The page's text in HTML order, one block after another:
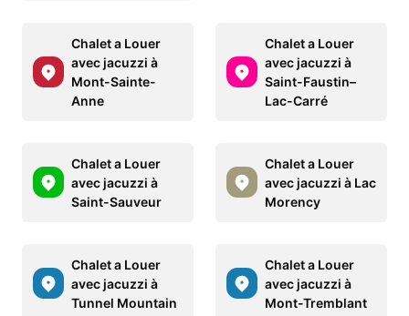
Chalet a Louer
avec jacuzzi à
Mont-Sainte-
Anne
Chalet a Louer
avec jacuzzi à
Saint-Faustin–
Lac-Carré
Chalet a Louer
avec jacuzzi à
Saint-Sauveur
Chalet a Louer
avec jacuzzi à Lac
Morency
Chalet a Louer
avec jacuzzi à
Tunnel Mountain
Chalet a Louer
avec jacuzzi à
Mont-Tremblant